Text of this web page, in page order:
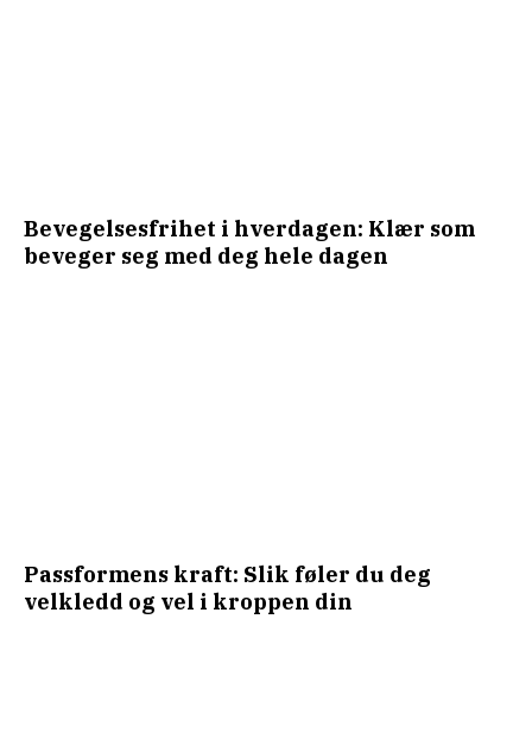
Bevegelsesfrihet i hverdagen: Klær som
beveger seg med deg hele dagen
Passformens kraft: Slik føler du deg
velkledd og vel i kroppen din